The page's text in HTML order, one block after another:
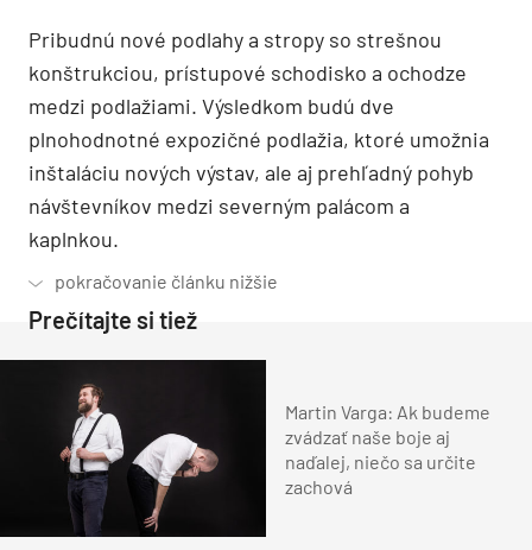
Pribudnú nové podlahy a stropy so strešnou
konštrukciou, prístupové schodisko a ochodze
medzi podlažiami. Výsledkom budú dve
plnohodnotné expozičné podlažia, ktoré umožnia
inštaláciu nových výstav, ale aj prehľadný pohyb
návštevníkov medzi severným palácom a
kaplnkou.
Prečítajte si tiež
Martin Varga: Ak budeme
zvádzať naše boje aj
naďalej, niečo sa určite
zachová